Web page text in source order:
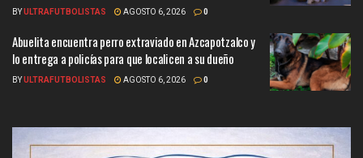
BYULTRAFUTBOLISTAS AGOSTO 6, 2026 0
Abuelita encuentra perro extraviado en Azcapotzalco y
lo entrega a policías para que localicen a su dueño
BYULTRAFUTBOLISTAS AGOSTO 6, 2026 0